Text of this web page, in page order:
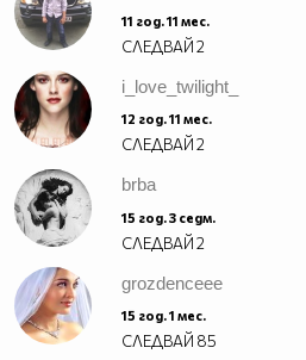
11 год. 11 мес.
СЛЕДВАЙ2
i_love_twilight_
12 год. 11 мес.
СЛЕДВАЙ2
brba
15 год. 3 седм.
СЛЕДВАЙ2
grozdenceee
15 год. 1 мес.
СЛЕДВАЙ 85